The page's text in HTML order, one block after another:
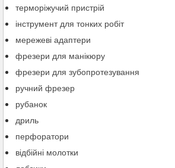
терморіжучий пристрій
інструмент для тонких робіт
мережеві адаптери
фрезери для манікюру
фрезери для зубопротезування
ручний фрезер
рубанок
дриль
перфоратори
відбійні молотки